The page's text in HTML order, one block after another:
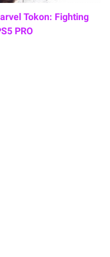
Tokon: Fighting
PRO